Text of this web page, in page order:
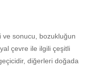
ve sonucu, bozukluğun
çevre ile ilgili çeşitli
diğerleri doğada